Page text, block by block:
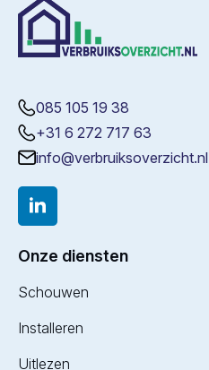
085 105 19 38
+31 6 272 717 63
info@verbruiksoverzicht.nl
Onze diensten
Schouwen
Installeren
Uitlezen